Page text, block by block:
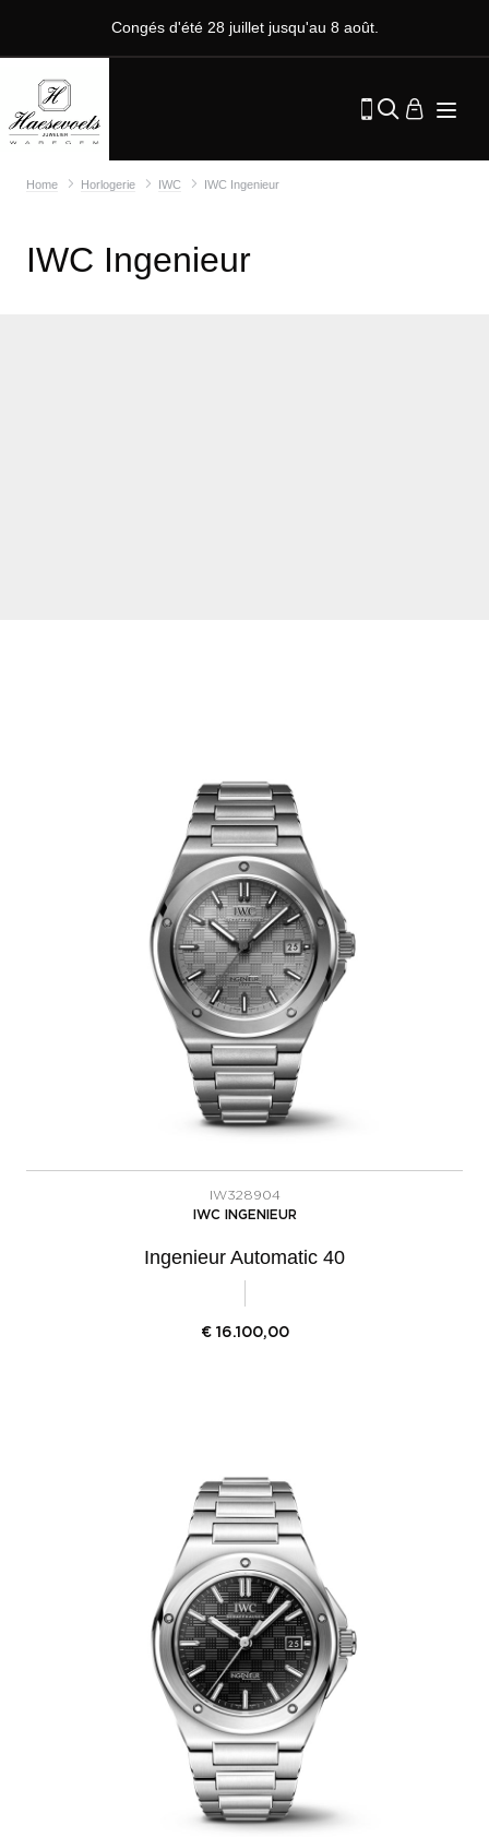
Congés d'été 28 juillet jusqu'au 8 août.
Home Horlogerie IWC IWC Ingenieur
IWC Ingenieur
IW328904
IWC INGENIEUR
Ingenieur Automatic 40
€ 16.100,00